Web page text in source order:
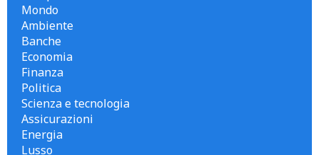
Mondo
Ambiente
Banche
Economia
Finanza
Politica
Scienza e tecnologia
Assicurazioni
Energia
Lusso